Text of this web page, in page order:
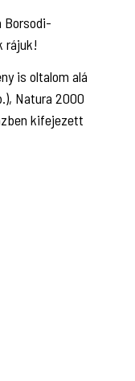
Borsodi-
rájuk!
is oltalom alá
Natura 2000
kifejezett